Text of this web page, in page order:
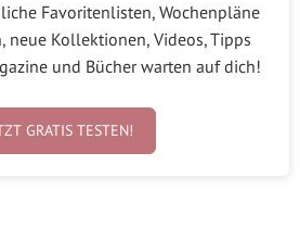
Favoritenlisten, Wochenpläne
neue Kollektionen, Videos, Tipps
und Bücher warten auf dich!
GRATIS TESTEN!